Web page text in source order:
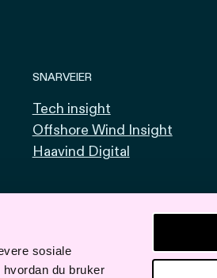
sosiale
du bruker
SNARVEIER
Tech insight
Offshore Wind Insight
Haavind Digital